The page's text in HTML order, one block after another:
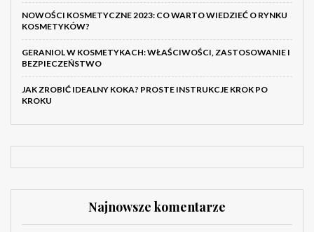
NOWOŚCI KOSMETYCZNE 2023: CO WARTO WIEDZIEĆ O RYNKU
KOSMETYKÓW?
GERANIOL W KOSMETYKACH: WŁAŚCIWOŚCI, ZASTOSOWANIE I
BEZPIECZEŃSTWO
JAK ZROBIĆ IDEALNY KOKA? PROSTE INSTRUKCJE KROK PO
KROKU
Najnowsze komentarze